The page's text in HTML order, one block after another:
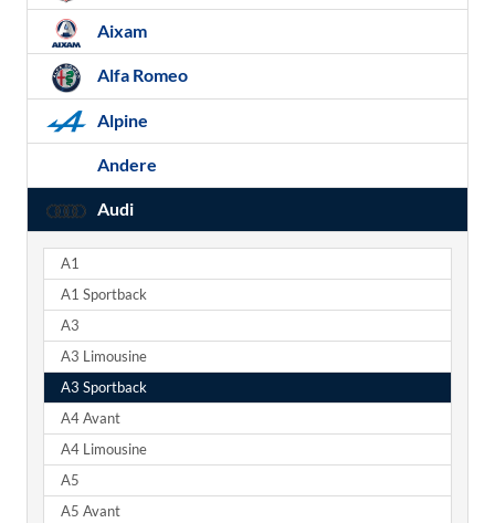
Aixam
Alfa Romeo
Alpine
Andere
Audi
A1
A1 Sportback
A3
A3 Limousine
A3 Sportback
A4 Avant
A4 Limousine
A5
A5 Avant